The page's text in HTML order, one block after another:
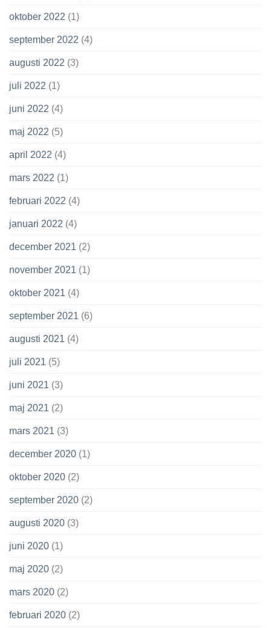
oktober 2022 (1)
september 2022 (4)
augusti 2022 (3)
juli 2022 (1)
juni 2022 (4)
maj 2022 (5)
april 2022 (4)
mars 2022 (1)
februari 2022 (4)
januari 2022 (4)
december 2021 (2)
november 2021 (1)
oktober 2021 (4)
september 2021 (6)
augusti 2021 (4)
juli 2021 (5)
juni 2021 (3)
maj 2021 (2)
mars 2021 (3)
december 2020 (1)
oktober 2020 (2)
september 2020 (2)
augusti 2020 (3)
juni 2020 (1)
maj 2020 (2)
mars 2020 (2)
februari 2020 (2)